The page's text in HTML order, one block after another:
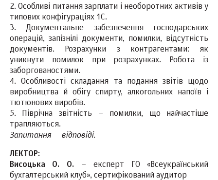
2. Особливі питання зарплати і необоротних активів у
типових конфігураціях 1С.
3. Документальне забезпечення господарських
операцій, запізнілі документи, помилки, відсутність
документів. Розрахунки з контрагентами: як
уникнути помилок при розрахунках. Робота із
заборгованостями.
4. Особливості складання та подання звітів щодо
виробництва й обігу спирту, алкогольних напоїв і
тютюнових виробів.
5. Піврічна звітність – помилки, що найчастіше
трапляються.
Запитання – відповіді.
ЛЕКТОР:
Висоцька О. О.– експерт ГО «Всеукраїнський
бухгалтерський клуб», сертифікований аудитор